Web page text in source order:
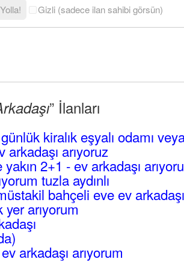
Yolla! Gizli (sadece ilan sahibi görsün)
” İlanları
kiralık eşyalı odamı
arıyoruz
2+1 - ev arkadaşı
tuzla aydınlı
bahçeli eve ev
arıyorum
arkadaşı arıyorum